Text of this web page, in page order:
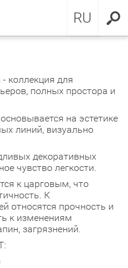
RU
LV
коллекция для
полных простора и
на эстетике
линий, визуально
декоративных
чувство легкости.
к царговым, что
К
относятся прочность и
к изменениям
загрязнений.